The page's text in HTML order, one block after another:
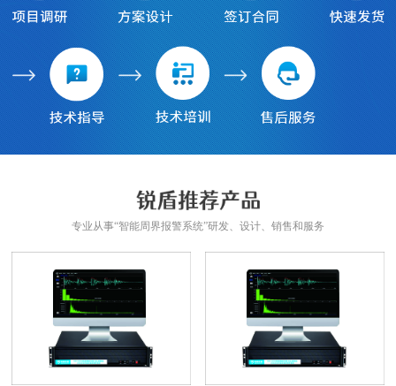
专业从事“智能周界报警系统”研发、设计、销售和服务